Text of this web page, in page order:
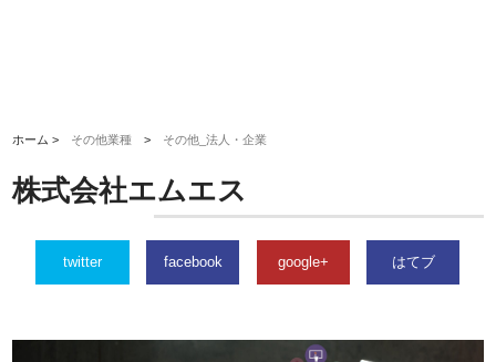
ホーム > その他業種 > その他_法人・企業
株式会社エムエス
twitter facebook google+ はてブ